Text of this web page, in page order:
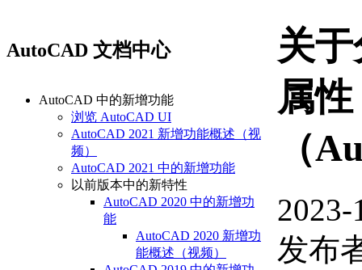
AutoCAD 文档中心
AutoCAD 中的新增功能
浏览 AutoCAD UI
AutoCAD 2021 新增功能概述（视
频）
AutoCAD 2021 中的新增功能
以前版本中的新特性
AutoCAD 2020 中的新增功
能
AutoCAD 2020 新增功
能概述（视频）
关
属性
（
2023-
发布